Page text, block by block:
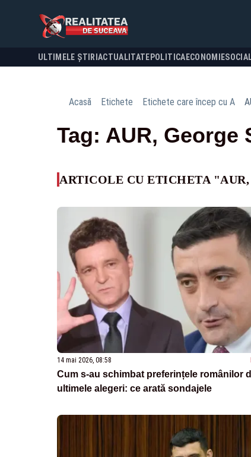
ULTIMELE ȘTIRI ACTUALITATE POLITICA ECONOMIE
Acasă Etichete Etichete care încep cu A
Tag: AUR,
ARTICOLE CU ETICHETA
14 mai 2026, 08:58
Cum s-au schimbat preferințele românilor
ultimele alegeri: ce arată sondajele